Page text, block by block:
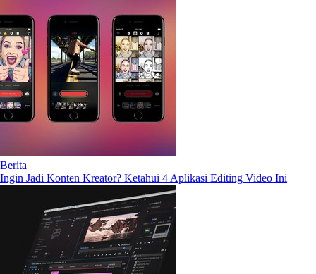
Berita
Ingin Jadi Konten Kreator? Ketahui 4 Aplikasi Editing Video Ini